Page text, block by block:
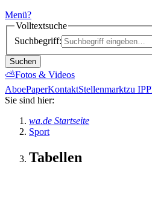
Menü?
Volltextsuche
Suchbegriff:
Suchen
⛅Fotos & Videos
AboePaperKontaktStellenmarktzu
Sie sind hier:
wa.de Startseite
Sport
Tabellen